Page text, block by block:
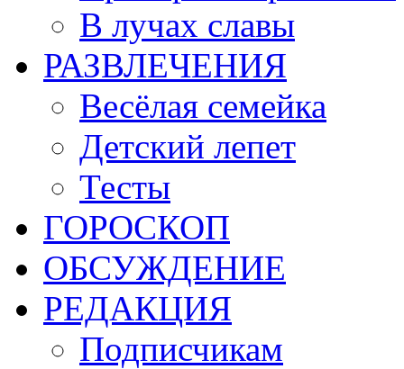
В лучах славы
РАЗВЛЕЧЕНИЯ
Весёлая семейка
Детский лепет
Тесты
ГОРОСКОП
ОБСУЖДЕНИЕ
РЕДАКЦИЯ
Подписчикам